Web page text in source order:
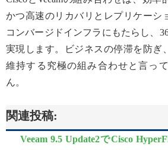
かつ高速のリカバリとレプリケーシ
コンバージドインフラにもたらし、
実現します。ビジネスの停滞を防ぎ
維持する究極の組み合わせと言っ
ん。
関連投稿:
Veeam 9.5 Update2でCisco